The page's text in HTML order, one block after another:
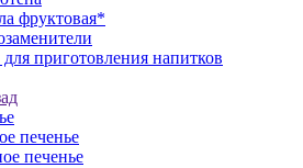
фруктовая*
приготовления напитков
печенье
печенье